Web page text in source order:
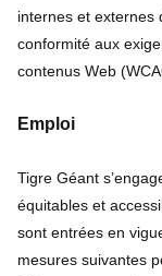
internes et externes
conformité aux
contenus Web
Emploi
Tigre Géant
équitables et
sont entrées en
mesures suivantes